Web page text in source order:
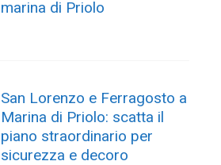
marina di Priolo
San Lorenzo e Ferragosto a
Marina di Priolo: scatta il
piano straordinario per
sicurezza e decoro